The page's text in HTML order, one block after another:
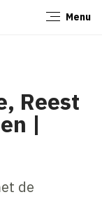
Menu
Reest
|
de
Sluiten